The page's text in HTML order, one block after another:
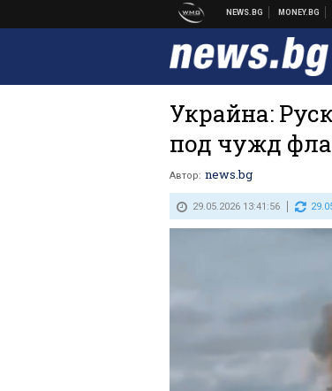
Украйна:
под чужд
Автор: news.bg
29.05.2026 13:41:56